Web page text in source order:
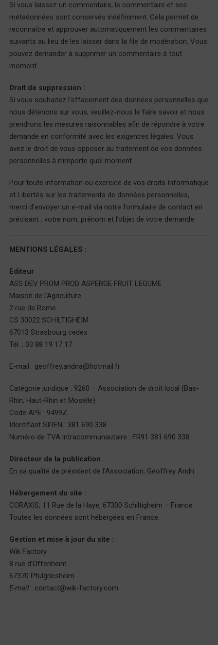
Si vous laissez un commentaire, le commentaire et ses
métadonnées sont conservés indéfiniment. Cela permet de
reconnaître et approuver automatiquement les commentaires
suivants au lieu de les laisser dans la file de modération. Vous
pouvez demander à supprimer un commentaire à tout
moment.
Droit de suppression :
Si vous souhaitez l’effacement des données personnelles que
nous détenons sur vous, veuillez-nous le faire savoir et nous
prendrons les mesures raisonnables afin de répondre à votre
demande en conformité avec les exigences légales. Vous
avez le droit de vous opposer au traitement de vos données
personnelles à n’importe quel moment.
Pour toute information ou exercice de vos droits Informatique
et Libertés sur les traitements de données personnelles,
merci d’envoyer un e-mail via notre formulaire de contact en
précisant : votre nom, prénom et l’objet de votre demande.
MENTIONS LÉGALES :
Editeur
ASS DEV PROM PROD ASPERGE FRUIT LEGUME
Maison de l’Agriculture
2 rue de Rome
CS 30022 SCHILTIGHEIM
67013 Strasbourg cedex
Tél. : 03 88 19 17 17
E-mail : geoffrey.andna@hotmail.fr
Catégorie juridique : 9260 – Association de droit local (Bas-
Rhin, Haut-Rhin et Moselle)
Code APE : 9499Z
Identifiant SIREN : 381 690 338
Numéro de TVA intracommunautaire : FR91 381 690 338
Directeur de la publication
En sa qualité de président de l’Association, Geoffrey Andn
Hébergement du site :
CORAXIS, 11 Rue de la Haye, 67300 Schiltigheim – France
Toutes les données sont hébergées en France.
Gestion et mise à jour du site :
Wik Factory
8 rue d’Offenheim
67370 Pfulgriesheim
E-mail : contact@wik-factory.com